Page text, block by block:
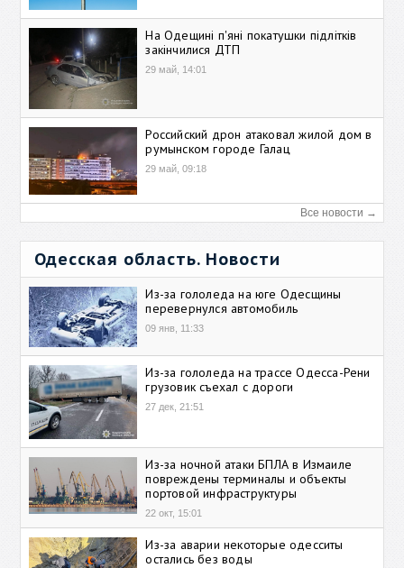
На Одещині п'яні покатушки підлітків
закінчилися ДТП
29 май, 14:01
Российский дрон атаковал жилой дом в
румынском городе Галац
29 май, 09:18
Все новости →
Одесская область. Новости
Из-за гололеда на юге Одесщины
перевернулся автомобиль
09 янв, 11:33
Из-за гололеда на трассе Одесса-Рени
грузовик съехал с дороги
27 дек, 21:51
Из-за ночной атаки БПЛА в Измаиле
повреждены терминалы и объекты
портовой инфраструктуры
22 окт, 15:01
Из-за аварии некоторые одесситы
остались без воды